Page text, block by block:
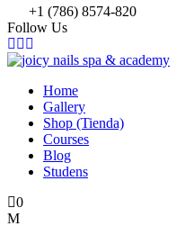
+1 (786) 8574-820
Follow Us
Home
Gallery
Shop (Tienda)
Courses
Blog
Studens
0